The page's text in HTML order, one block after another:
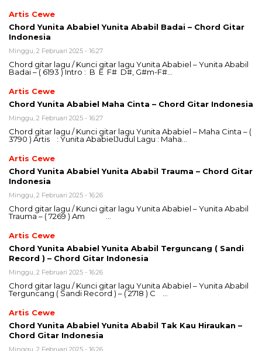
Artis Cewe
Chord Yunita Ababiel Yunita Ababil Badai – Chord Gitar
Indonesia
Minggu, 2 Februari 2025 - 16:27
Chord gitar lagu / Kunci gitar lagu Yunita Ababiel – Yunita Ababil
Badai – ( 6193 ) Intro : B E F# D#, G#m-F#…
Artis Cewe
Chord Yunita Ababiel Maha Cinta – Chord Gitar Indonesia
Minggu, 2 Februari 2025 - 16:27
Chord gitar lagu / Kunci gitar lagu Yunita Ababiel – Maha Cinta – (
3790 ) Artis : Yunita AbabielJudul Lagu : Maha…
Artis Cewe
Chord Yunita Ababiel Yunita Ababil Trauma – Chord Gitar
Indonesia
Minggu, 2 Februari 2025 - 16:26
Chord gitar lagu / Kunci gitar lagu Yunita Ababiel – Yunita Ababil
Trauma – ( 7269 ) Am …
Artis Cewe
Chord Yunita Ababiel Yunita Ababil Terguncang ( Sandi
Record ) – Chord Gitar Indonesia
Minggu, 2 Februari 2025 - 16:26
Chord gitar lagu / Kunci gitar lagu Yunita Ababiel – Yunita Ababil
Terguncang ( Sandi Record ) – ( 2718 ) C …
Artis Cewe
Chord Yunita Ababiel Yunita Ababil Tak Kau Hiraukan –
Chord Gitar Indonesia
Minggu, 2 Februari 2025 - 16:26